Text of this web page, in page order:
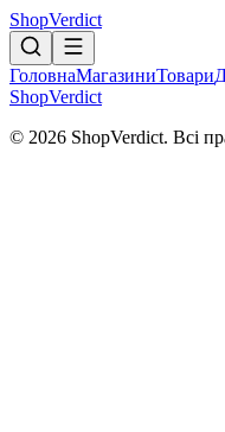
ShopVerdict
ГоловнаМагазиниТовари
ShopVerdict
© 2026 ShopVerdict. Всі